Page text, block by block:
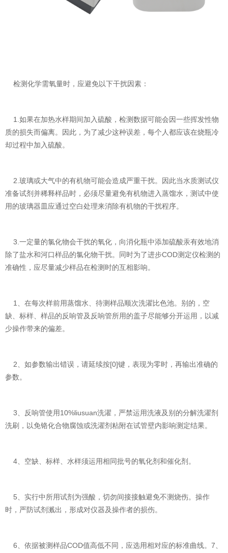
检测化学需氧量时，应避免以下干扰因素：
1.如果在加热水样期间加入硫酸，检测数据可能会因一些挥发性物
质的损失而偏离。因此，为了减少这种误差，每个人都应该在烧瓶冷
却过程中加入硫酸。
2.玻璃或大气中的有机物可能会造成严重干扰。因此当水质测试仪
准备试剂并稀释样品时，必须尽量避免有机物进入蒸馏水，测试中使
用的玻璃器皿应通过空白处理来消除有机物的干扰程序。
3.一定量的氯化物会干扰的氧化，向消化瓶中添加硫酸汞有效地消
除了盐水和河口样品的氯化物干扰。同时为了进步COD测定仪检测的
准确性，应尽量减少样品在检测时的互相影响。
1、在每次样前用蒸馏水、待测样品顺次洗濯比色池。别的，空
缺、标样、样品的反响管及反响管所用的盖子尽能够分开运用，以减
少操作带来的偏差。
2、如参数输出错误，请延续按[0]键，表现为零时，再输出准确的
参数。
3、反响管使用10%liusuan洗濯，严禁运用洗液及别的分解洗濯剂
洗刷，以免铬化合物腐蚀或洗濯剂粘附在试管壁内影响测定结果。
4、空缺、标样、水样须运用相同批号的氧化剂和催化剂。
5、实行中所用试剂为强酸，切勿间接接触避免不测烧伤。操作
时，严防试剂溅出，形成对仪器及操作者的损伤。
6、依据被测样品COD值高低不同，应选用相对应的标准曲线。7、